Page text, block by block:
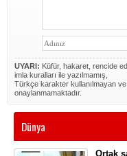
UYARI: Küfür, hakaret, rencide
imla kuralları ile yazılmamış,
Türkçe karakter kullanılmayan
onaylanmamaktadır.
Dünya
Ortak